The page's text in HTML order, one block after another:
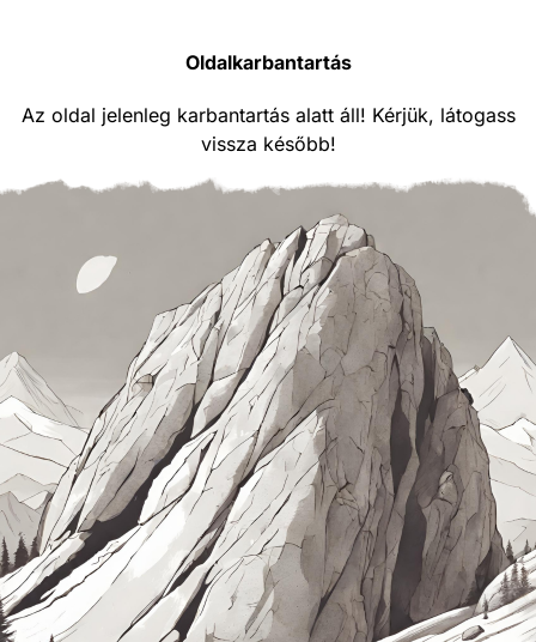
Oldalkarbantartás
Az oldal jelenleg karbantartás alatt áll! Kérjük, látogass
vissza később!